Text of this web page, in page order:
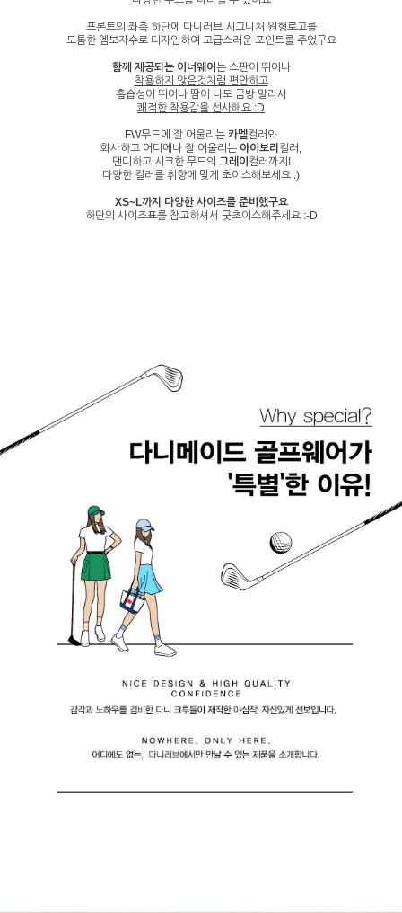
프론트의 좌측 하단에 다니러브 시그니처 원형로고를
도톰한 엠보자수로 디자인하여 고급스러운 포인트를 주었구요
함께 제공되는 이너웨어는 스판이 뛰어나
착용하지 않은것처럼 편안하고
흡습성이 뛰어나 땀이 나도 금방 말라서
쾌적한 착용감을 선사해요 :D
FW무드에 잘 어울리는 카멜컬러와
화사하고 어디에나 잘 어울리는 아이보리 컬러,
댄디하고 시크한 무드의 그레이 컬러까지!
다양한 컬러를 취향에 맞게 초이스해보세요 :)
XS~L까지 다양한 사이즈를 준비했구요
하단의 사이즈표를 참고하셔서 굿초이스해주세요 :-D